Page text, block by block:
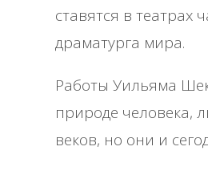
ставятся в театрах
драматурга мира.
Работы Уильяма
природе человека,
веков, но они и